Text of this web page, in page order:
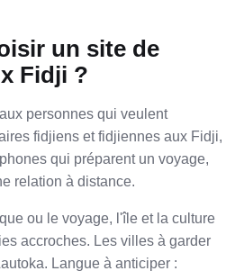
un site de
Fidji ?
personnes qui veulent
fidjiens et fidjiennes aux Fidji,
qui préparent un voyage,
relation à distance.
ou le voyage, l'île et la culture
accroches. Les villes à garder
Langue à anticiper :